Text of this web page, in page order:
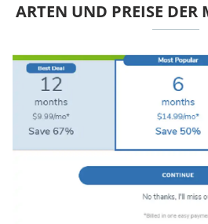
ARTEN UND PREISE DER